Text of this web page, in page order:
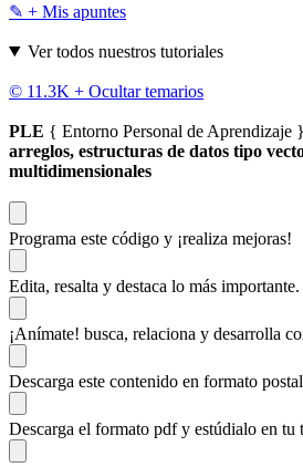
✎ + Mis apuntes
Ver todos nuestros tutoriales
© 11.3K + Ocultar temarios
PLE { Entorno Personal de Aprendizaje }
arreglos, estructuras de datos tipo
multidimensionales
Programa este código y ¡realiza mejoras!
Edita, resalta y destaca lo más importante.
¡Anímate! busca, relaciona y desarrolla
Descarga este contenido en formato
Descarga el formato pdf y estúdialo en tu